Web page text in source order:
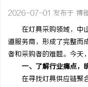
做！
2026-07-01 发布于 博
在灯具采购领域，中山
道服务商，形成了完整而
者和采购者的难题。今
一、了解行业痛点，
在寻找灯具供应链聚合